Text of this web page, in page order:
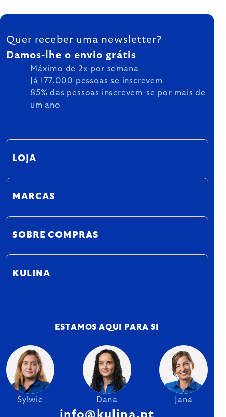
FOOTER
Quer receber uma newsletter?
Damos-lhe o envio grátis
Máximo de 2x por semana
Já 177.000 pessoas se inscrevem
85% das pessoas inscrevem-se por mais de
um ano
LOJA
MARCAS
SOBRE COMPRAS
KULINA
ESTAMOS AQUI PARA SI
Sylwie Dana Jana